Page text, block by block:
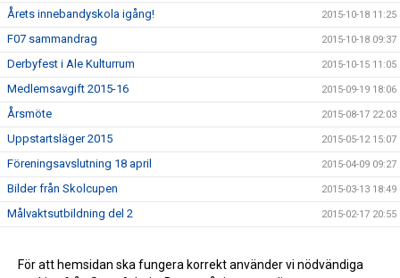
Årets innebandyskola igång! 2015-10-18 11:25
F07 sammandrag 2015-10-18 09:37
Derbyfest i Ale Kulturrum 2015-10-15 11:05
Medlemsavgift 2015-16 2015-09-19 18:06
Årsmöte 2015-08-17 22:03
Uppstartsläger 2015 2015-05-12 15:07
Föreningsavslutning 18 april 2015-04-09 09:27
Bilder från Skolcupen 2015-03-13 18:49
Målvaktsutbildning del 2 2015-02-17 20:55
Ale IBF under VM 2015-01-07 22:33
För att hemsidan ska fungera korrekt använder vi nödvändiga